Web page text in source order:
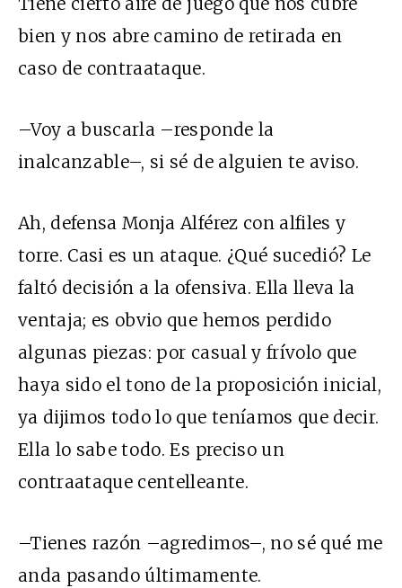
bien y nos abre camino de retirada en
caso de contraataque.
–Voy a buscarla –responde la
inalcanzable–, si sé de alguien te aviso.
Ah, defensa Monja Alférez con alfiles y
torre. Casi es un ataque. ¿Qué sucedió? Le
faltó decisión a la ofensiva. Ella lleva la
ventaja; es obvio que hemos perdido
algunas piezas: por casual y frívolo que
haya sido el tono de la proposición inicial,
ya dijimos todo lo que teníamos que decir.
Ella lo sabe todo. Es preciso un
contraataque centelleante.
–Tienes razón –agredimos–, no sé qué me
anda pasando últimamente.